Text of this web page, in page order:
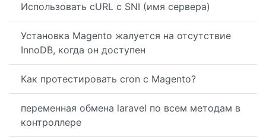
Использовать cURL с SNI (имя сервера)
Установка Magento жалуется на отсутствие
InnoDB, когда он доступен
Как протестировать cron с Magento?
переменная обмена laravel по всем методам в
контроллере